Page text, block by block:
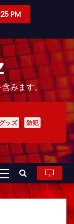
PM
みます。
ッズ
防犯